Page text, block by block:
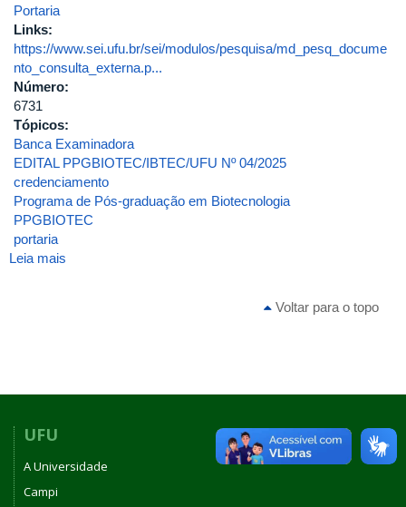
Portaria
Links:
https://www.sei.ufu.br/sei/modulos/pesquisa/md_pesq_docume
nto_consulta_externa.p...
Número:
6731
Tópicos:
Banca Examinadora
EDITAL PPGBIOTEC/IBTEC/UFU Nº 04/2025
credenciamento
Programa de Pós-graduação em Biotecnologia
PPGBIOTEC
portaria
Leia mais
de
de
Voltar para o topo
UFU
A Universidade
Campi